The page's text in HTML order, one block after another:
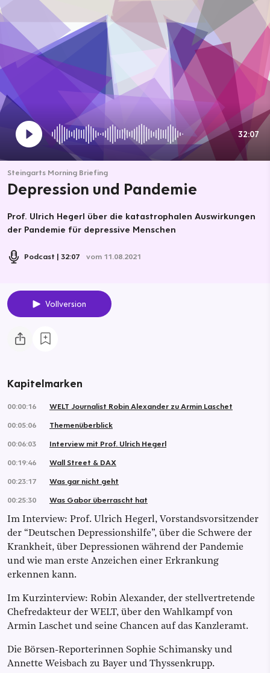
32:07
Steingarts Morning Briefing
Depression und Pandemie
Prof. Ulrich Hegerl über die katastrophalen Auswirkungen
der Pandemie für depressive Menschen
Podcast 32:07 vom 11.08.2021
Vollversion
Kapitelmarken
00:00:16
WELT Journalist Robin Alexander zu Armin Laschet
00:05:06
Themenüberblick
00:06:03
Interview mit Prof. Ulrich Hegerl
00:19:46
Wall Street & DAX
00:23:17
Was gar nicht geht
00:25:30
Was Gabor überrascht hat
Im Interview: Prof. Ulrich Hegerl, Vorstandsvorsitzender
der “Deutschen Depressionshilfe”, über die Schwere der
Krankheit, über Depressionen während der Pandemie
und wie man erste Anzeichen einer Erkrankung
erkennen kann.
Im Kurzinterview: Robin Alexander, der stellvertretende
Chefredakteur der WELT, über den Wahlkampf von
Armin Laschet und seine Chancen auf das Kanzleramt.
Die Börsen-Reporterinnen Sophie Schimansky und
Annette Weisbach zu Bayer und Thyssenkrupp.